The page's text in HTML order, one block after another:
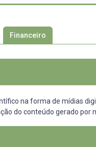
Financeiro
na forma de mídias
do conteúdo gerado por